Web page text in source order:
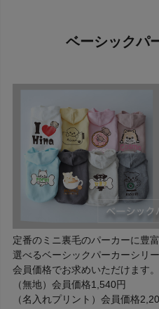
ベーシックパ
定番のミニ裏毛のパーカーに豊
選べるベーシックパーカーシリ
会員価格でお求めいただけます。
（無地）会員価格1,540円
（名入れプリント）会員価格